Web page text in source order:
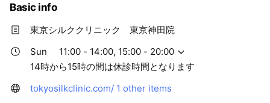
Basic info
東京シルククリニック 東京神田院
Sun
11:00 - 14:00, 15:00 - 20:00
14時から15時の間は休診時間となります
tokyosilkclinic.com/ 1 other items